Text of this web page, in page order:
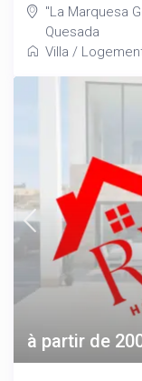
"La Marquesa
Quesada
Villa /
à partir de